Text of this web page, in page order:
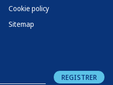
Cookie policy
Sitemap
REGISTRER